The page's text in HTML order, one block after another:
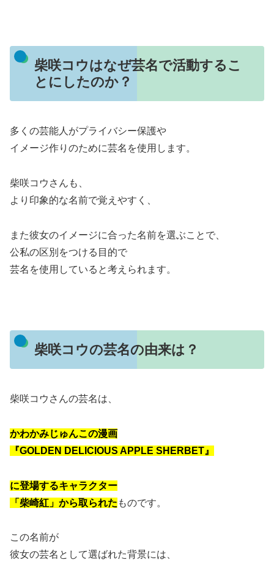
柴咲コウはなぜ芸名で活動するこ
とにしたのか？
多くの芸能人がプライバシー保護や
イメージ作りのために芸名を使用します。
柴咲コウさんも、
より印象的な名前で覚えやすく、
また彼女のイメージに合った名前を選ぶことで、
公私の区別をつける目的で
芸名を使用していると考えられます。
柴咲コウの芸名の由来は？
柴咲コウさんの芸名は、
かわかみじゅんこの漫画
『GOLDEN DELICIOUS APPLE SHERBET』
に登場するキャラクター
「柴崎紅」から取られた ものです。
この名前が
彼女の芸名として選ばれた背景には、